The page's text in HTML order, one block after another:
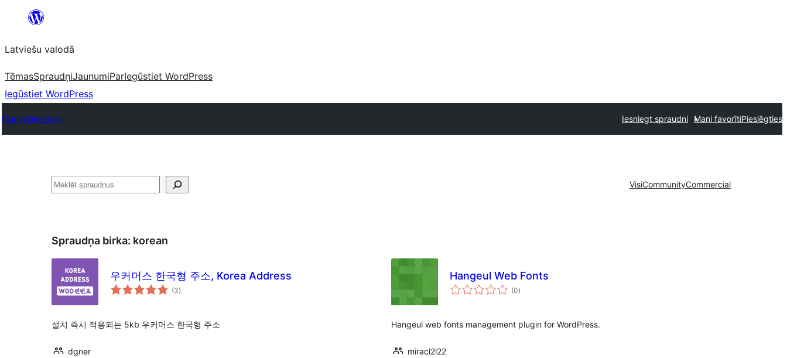
Pāriet
saturu
Latviešu valodā
TēmasSpraudņiJaunumiParIegūstiet WordPress
Iegūstiet WordPress
Plugin Directory Iesniegt spraudni Mani favorītiPieslēgties
Meklēt VisiCommunityCommercial
Spraudņa birka: korean
우커머스 한국형 주소, Korea Address
(3vērtējumu
kopsumma
)
설치 즉시 적용되는 5kb 우커머스 한국형 주소
dgner
Hangeul Web Fonts
(0vērtējumu
kopsumma
)
Hangeul web fonts management plugin for WordPress.
miracl2l22